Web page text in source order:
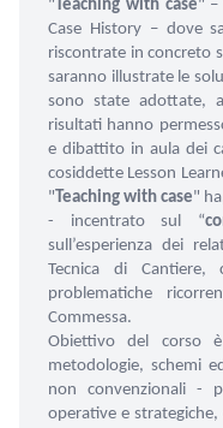
" Teaching with case" –
Case History – dove
riscontrate in concreto
saranno illustrate le
sono state adottate,
risultati hanno
e dibattito in aula dei
cosiddette Lesson
" Teaching with case"
- incentrato sul “
sull’esperienza dei
Tecnica di
problematiche
Commessa.
Obiettivo del corso
metodologie, schemi
non convenzionali -
operative e